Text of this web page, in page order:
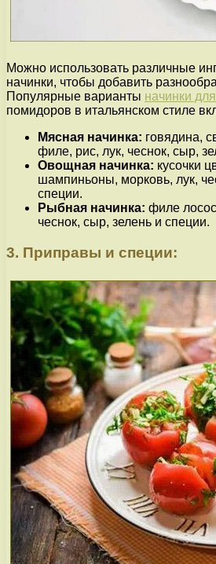
Можно использовать различные
начинки, чтобы добавить
Популярные варианты начинки для
помидоров в итальянском стиле
Мясная начинка: говядина,
филе, рис, лук, чеснок, сыр,
Овощная начинка: кусочки
шампиньоны, морковь, лук,
специи.
Рыбная начинка: филе
чеснок, сыр, зелень и специи.
3. Приправы и специи: